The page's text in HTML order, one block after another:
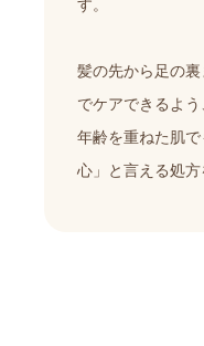
す。
髪の先から足の
でケアできるよう
年齢を重ねた肌
心」と言える処方